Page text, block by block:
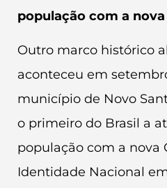
população com a nova
Outro marco histórico
aconteceu em
município de Novo
o primeiro do Brasil a
população com a nova
Identidade Nacional